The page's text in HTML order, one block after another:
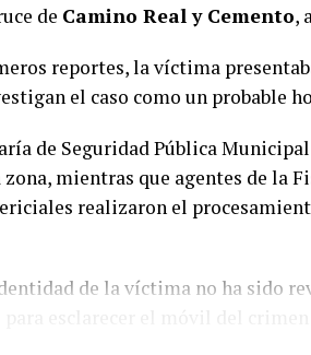
de Camino Real y Cemento,
reportes, la víctima
el caso como un probable
de Seguridad Pública
mientras que agentes de la
realizaron el
de la víctima no ha sido